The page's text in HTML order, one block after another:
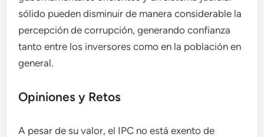
sólido pueden disminuir de manera considerable la
percepción de corrupción, generando confianza
tanto entre los inversores como en la población en
general.
Opiniones y Retos
A pesar de su valor, el IPC no está exento de